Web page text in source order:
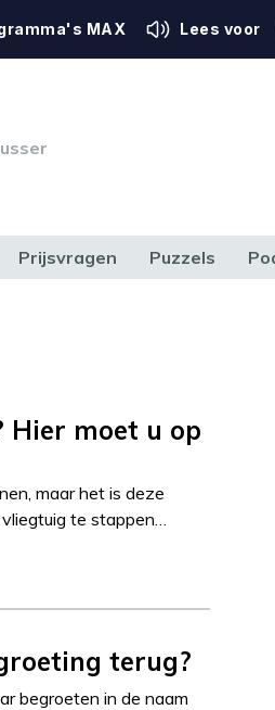
MAX Lees voor
Prijsvragen Puzzels
Hier moet u op
maar het is deze
te stappen…
terug?
begroeten in de naam